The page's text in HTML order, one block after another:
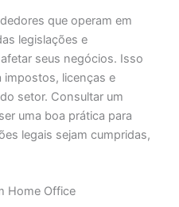
que operam em
legislações e
seus negócios. Isso
impostos, licenças e
setor. Consultar um
uma boa prática para
legais sejam cumpridas,
Home Office